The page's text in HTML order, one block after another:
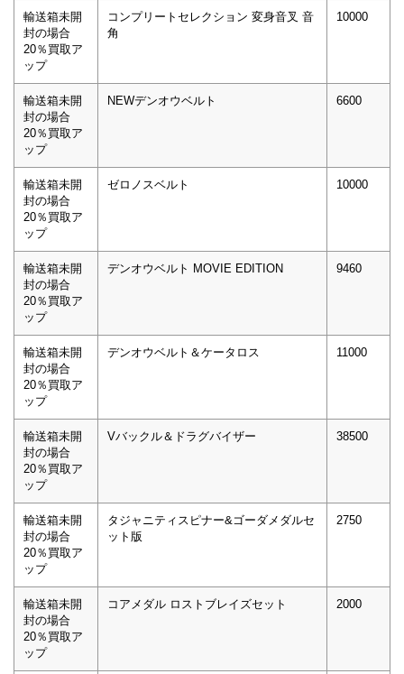
輸送箱未開
封の場合
20％買取ア
ップ
コンプリートセレクション 変身音叉 音
角
10000
輸送箱未開
封の場合
20％買取ア
ップ
NEWデンオウベルト 6600
輸送箱未開
封の場合
20％買取ア
ップ
ゼロノスベルト 10000
輸送箱未開
封の場合
20％買取ア
ップ
デンオウベルト MOVIE EDITION 9460
輸送箱未開
封の場合
20％買取ア
ップ
デンオウベルト＆ケータロス 11000
輸送箱未開
封の場合
20％買取ア
ップ
Vバックル＆ドラグバイザー 38500
輸送箱未開
封の場合
20％買取ア
ップ
タジャニティスピナー&ゴーダメダルセ
ット版
2750
輸送箱未開
封の場合
20％買取ア
ップ
コアメダル ロストブレイズセット 2000